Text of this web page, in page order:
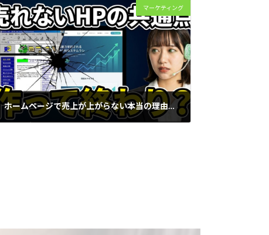
マーケティング
ホームページで売上が上がらない本当の理由とは【中小企業Webマーケティングの設計論】
2026年2月14日